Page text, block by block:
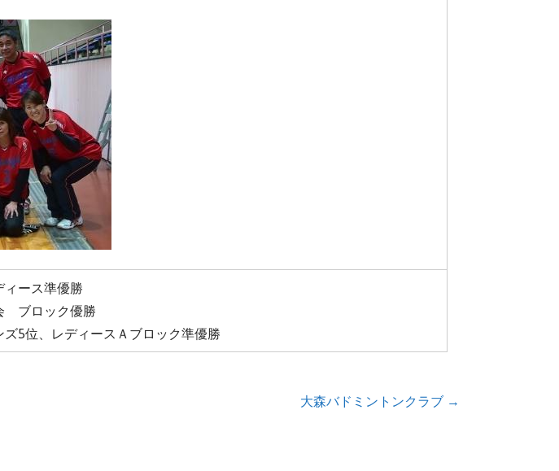
ース準優勝
ブロック優勝
5位、レディースＡブロック準優勝
大森バドミントンクラブ →